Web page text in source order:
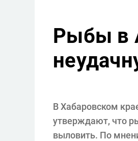
Рыбы в
В Хабаровском
утверждают, что
выловить. По